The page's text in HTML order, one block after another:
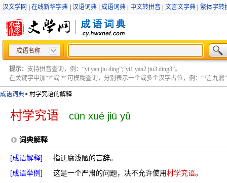
汉文学网 在线新华字典 汉语词典 成语词典 中文转拼音 文言文字典 繁体字转
成语名称
提示： 支持拼音查询，例：“yi yan jiu ding”;“yi1 yan2 jiu3 ding3”。
在关键字中加“?”或“*”可模糊查询，分别表示一个或多个汉字占位，例：“?言九鼎”
成语词典> 村学究语的解释
村学究语 cūn xué jiū yǔ
词典解释
[成语解释]
指迂腐浅陋的言辞。
[成语举例]
这是一个严肃的问题，决不允许使用村学究语。